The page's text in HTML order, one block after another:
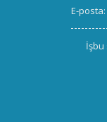
E-
İşbu